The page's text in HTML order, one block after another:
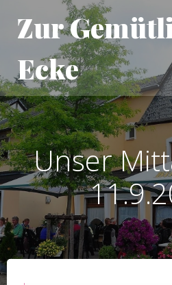
Zur
Ecke
Unser